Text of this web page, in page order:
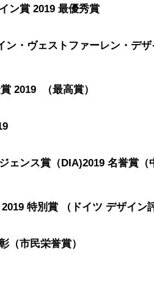
ン賞 2019 最優秀賞
ン・ヴェストファーレン・デ
2019  （最高賞）
ェンス賞（DIA)2019 名誉賞
特別賞 （ドイツ デザイン
（市民栄誉賞）